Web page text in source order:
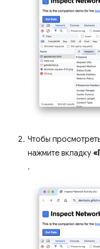
Чтобы
нажмите вкладку
.